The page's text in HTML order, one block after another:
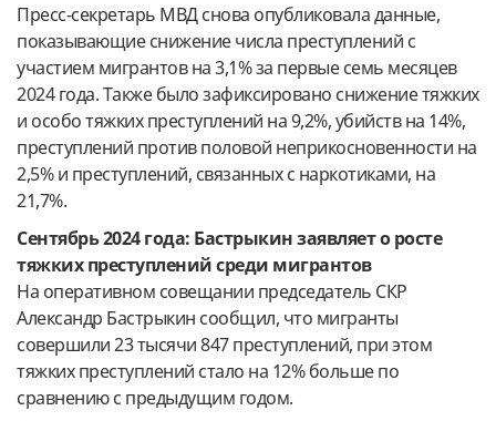
Пресс-секретарь МВД снова опубликовала данные,
показывающие снижение числа преступлений с
участием мигрантов на 3,1% за первые семь месяцев
2024 года. Также было зафиксировано снижение тяжких
и особо тяжких преступлений на 9,2%, убийств на 14%,
преступлений против половой неприкосновенности на
2,5% и преступлений, связанных с наркотиками, на
21,7%.
Сентябрь 2024 года: Бастрыкин заявляет о росте
тяжких преступлений среди мигрантов
На оперативном совещании председатель СКР
Александр Бастрыкин сообщил, что мигранты
совершили 23 тысячи 847 преступлений, при этом
тяжких преступлений стало на 12% больше по
сравнению с предыдущим годом.